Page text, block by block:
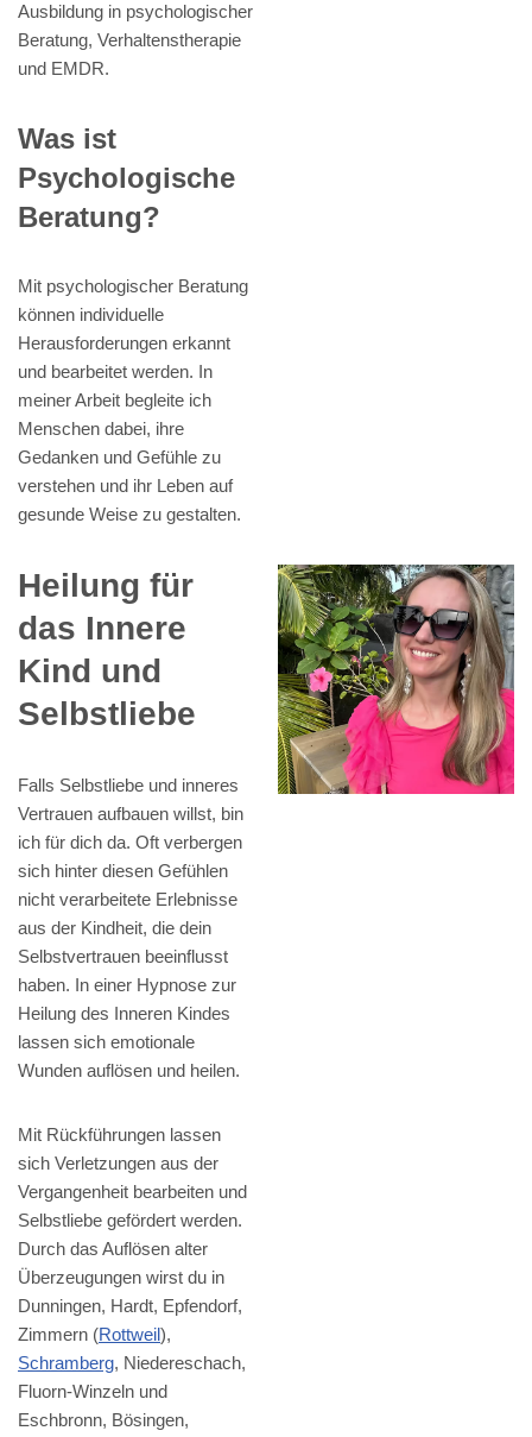
Ausbildung in psychologischer
Beratung, Verhaltenstherapie
und EMDR.
Was ist
Psychologische
Beratung?
Mit psychologischer Beratung
können individuelle
Herausforderungen erkannt
und bearbeitet werden. In
meiner Arbeit begleite ich
Menschen dabei, ihre
Gedanken und Gefühle zu
verstehen und ihr Leben auf
gesunde Weise zu gestalten.
Heilung für
das Innere
Kind und
Selbstliebe
Falls Selbstliebe und inneres
Vertrauen aufbauen willst, bin
ich für dich da. Oft verbergen
sich hinter diesen Gefühlen
nicht verarbeitete Erlebnisse
aus der Kindheit, die dein
Selbstvertrauen beeinflusst
haben. In einer Hypnose zur
Heilung des Inneren Kindes
lassen sich emotionale
Wunden auflösen und heilen.
Mit Rückführungen lassen
sich Verletzungen aus der
Vergangenheit bearbeiten und
Selbstliebe gefördert werden.
Durch das Auflösen alter
Überzeugungen wirst du in
Dunningen, Hardt, Epfendorf,
Zimmern (Rottweil),
Schramberg, Niedereschach,
Fluorn-Winzeln und
Eschbronn, Bösingen,